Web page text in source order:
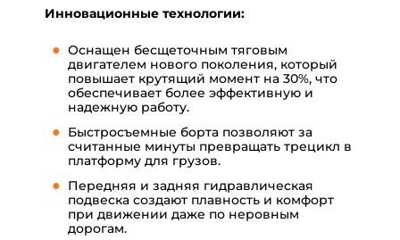
Инновационные технологии:
Оснащен бесщеточным тяговым
двигателем нового поколения, который
повышает крутящий момент на 30%, что
обеспечивает более эффективную и
надежную работу.
Быстросъемные борта позволяют за
считанные минуты превращать трецикл в
платформу для грузов.
Передняя и задняя гидравлическая
подвеска создают плавность и комфорт
при движении даже по неровным
дорогам.